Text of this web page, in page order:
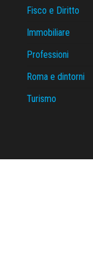
Fisco e Diritto
Immobiliare
Professioni
Roma e dintorni
Turismo